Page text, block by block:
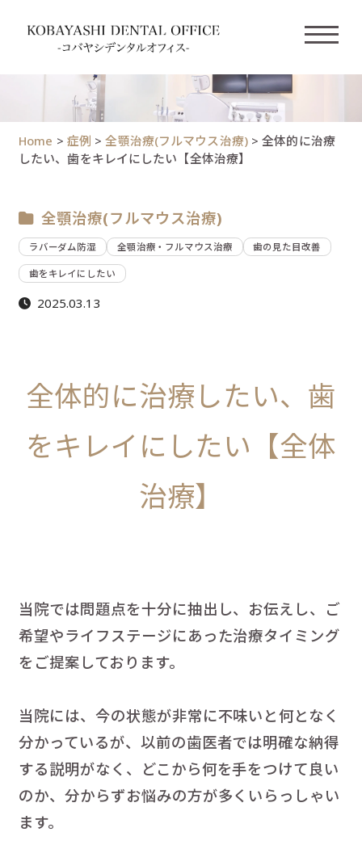
Home > 症例 >全顎治療(フルマウス治療)>全体的に治療
したい、歯をキレイにしたい【全体治療】
全顎治療(フルマウス治療)
ラバーダム防湿 全顎治療・フルマウス治療 歯の見た目改善
歯をキレイにしたい
2025.03.13
全体的に治療したい、歯
をキレイにしたい【全体
治療】
当院では問題点を十分に抽出し、お伝えし、ご
希望やライフステージにあった治療タイミング
をご提案しております。
当院には、今の状態が非常に不味いと何となく
分かっているが、以前の歯医者では明確な納得
する説明がなく、どこから何を手をつけて良い
のか、分からずお悩みの方が多くいらっしゃい
ます。